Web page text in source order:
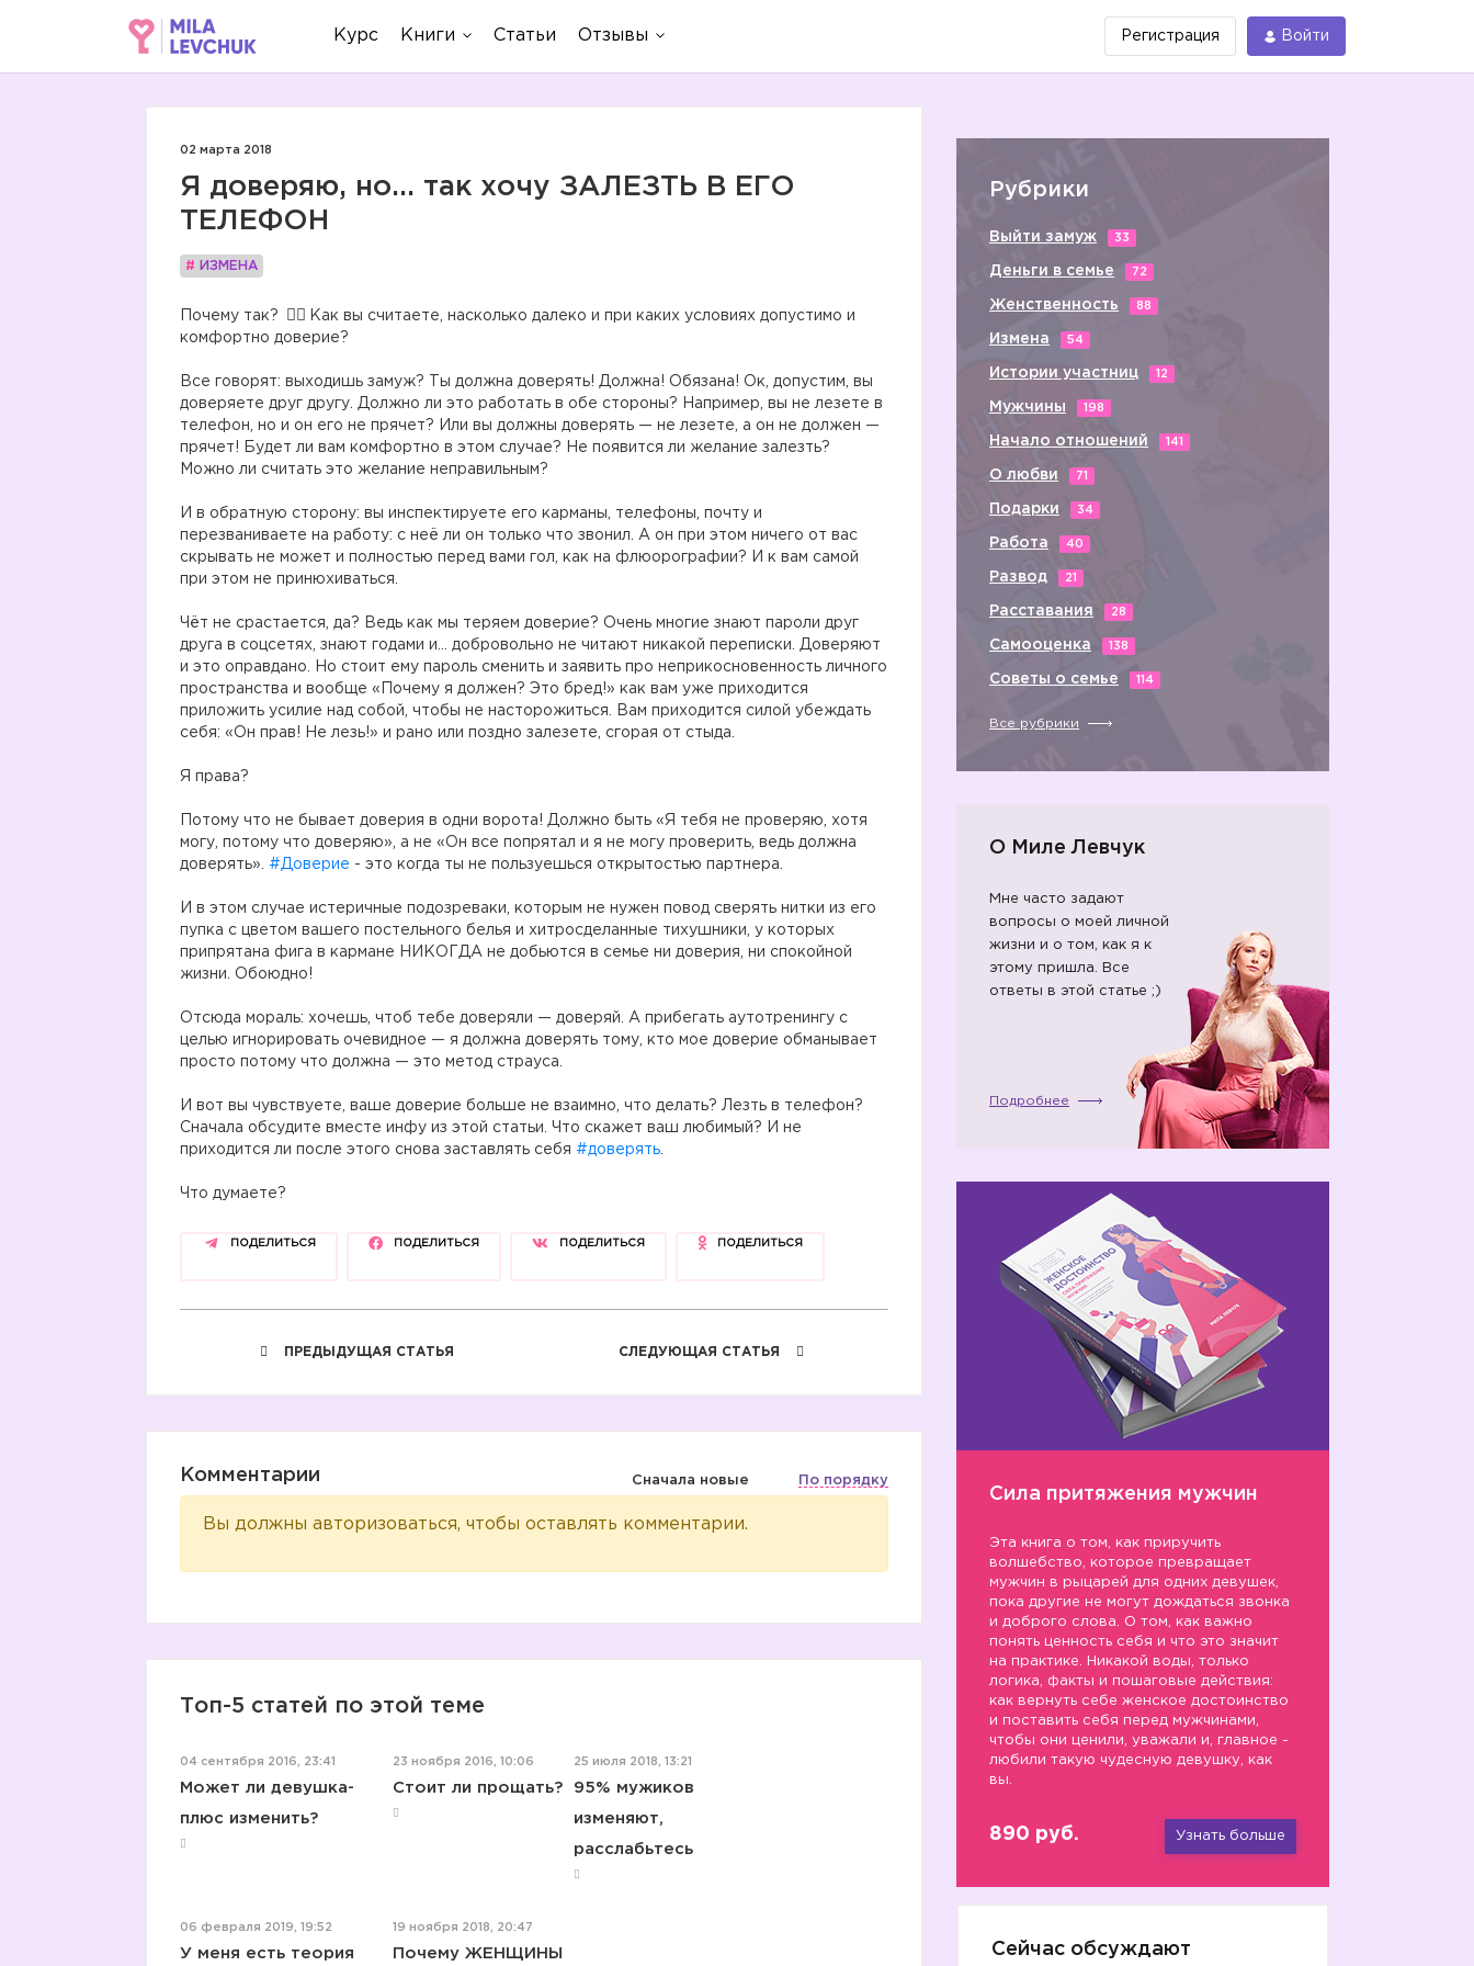
Курс Книги Статьи Отзывы Регистрация Войти
02 марта 2018
Я доверяю, но... так хочу ЗАЛЕЗТЬ В ЕГО
ТЕЛЕФОН
# ИЗМЕНА
Почему так?
Как вы считаете, насколько далеко и при каких условиях допустимо и
комфортно доверие?
Все говорят: выходишь замуж? Ты должна доверять! Должна! Обязана! Ок, допустим, вы
доверяете друг другу. Должно ли это работать в обе стороны? Например, вы не лезете в
телефон, но и он его не прячет? Или вы должны доверять — не лезете, а он не должен —
прячет! Будет ли вам комфортно в этом случае? Не появится ли желание залезть?
Можно ли считать это желание неправильным?
И в обратную сторону: вы инспектируете его карманы, телефоны, почту и
перезваниваете на работу: с неё ли он только что звонил. А он при этом ничего от вас
скрывать не может и полностью перед вами гол, как на флюорографии? И к вам самой
при этом не принюхиваться.
Чёт не срастается, да? Ведь как мы теряем доверие? Очень многие знают пароли друг
друга в соцсетях, знают годами и… добровольно не читают никакой переписки. Доверяют
и это оправдано. Но стоит ему пароль сменить и заявить про неприкосновенность личного
пространства и вообще «Почему я должен? Это бред!» как вам уже приходится
приложить усилие над собой, чтобы не насторожиться. Вам приходится силой убеждать
себя: «Он прав! Не лезь!» и рано или поздно залезете, сгорая от стыда.
Я права?
Потому что не бывает доверия в одни ворота! Должно быть «Я тебя не проверяю, хотя
могу, потому что доверяю», а не «Он все попрятал и я не могу проверить, ведь должна
доверять». #Доверие - это когда ты не пользуешься открытостью партнера.
И в этом случае истеричные подозреваки, которым не нужен повод сверять нитки из его
пупка с цветом вашего постельного белья и хитросделанные тихушники, у которых
припрятана фига в кармане НИКОГДА не добьются в семье ни доверия, ни спокойной
жизни. Обоюдно!
Отсюда мораль: хочешь, чтоб тебе доверяли — доверяй. А прибегать аутотренингу с
целью игнорировать очевидное — я должна доверять тому, кто мое доверие обманывает
просто потому что должна — это метод страуса.
И вот вы чувствуете, ваше доверие больше не взаимно, что делать? Лезть в телефон?
Сначала обсудите вместе инфу из этой статьи. Что скажет ваш любимый? И не
приходится ли после этого снова заставлять себя #доверять
Что думаете?
ПОДЕЛИТЬСЯ ПОДЕЛИТЬСЯ ПОДЕЛИТЬСЯ ПОДЕЛИТЬСЯ
ПРЕДЫДУЩАЯ СТАТЬЯ СЛЕДУЮЩАЯ СТАТЬЯ
Комментарии Сначала новые По порядку
Вы должны авторизоваться, чтобы оставлять комментарии.
Топ-5 статей по этой теме
04 сентября 2016, 23:41
Может ли девушка-
плюс изменить?
23 ноября 2016, 10:06
Стоит ли прощать?
25 июля 2018, 13:21
95% мужиков
изменяют,
расслабьтесь
06 февраля 2019, 19:52
У меня есть теория
19 ноября 2018, 20:47
Почему ЖЕНЩИНЫ
Рубрики
Выйти замуж 33
Деньги в семье 72
Женственность 88
Измена 54
Истории участниц 12
Мужчины 198
Начало отношений 141
О любви 71
Подарки 34
Работа 40
Развод 21
Расставания 28
Самооценка 138
Советы о семье 114
Все рубрики
О Миле Левчук
Мне часто задают
вопросы о моей личной
жизни и о том, как я к
этому пришла. Все
ответы в этой статье ;)
Подробнее
Сила притяжения мужчин
Эта книга о том, как приручить
волшебство, которое превращает
мужчин в рыцарей для одних девушек,
пока другие не могут дождаться звонка
и доброго слова. О том, как важно
понять ценность себя и что это значит
на практике. Никакой воды, только
логика, факты и пошаговые действия:
как вернуть себе женское достоинство
и поставить себя перед мужчинами,
чтобы они ценили, уважали и, главное -
любили такую чудесную девушку, как
вы.
890 руб. Узнать больше
Сейчас обсуждают